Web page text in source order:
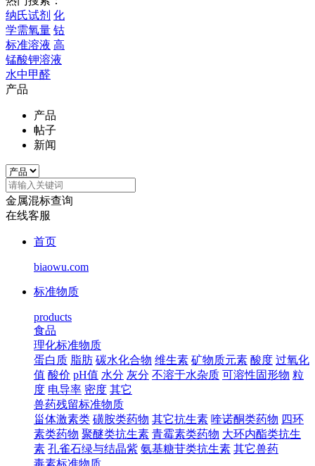
纳氏试剂 化
学需氧量 钴
标准溶液 高
锰酸钾溶液
水中甲醛
产品
产品
帖子
新闻
金属混标查询
在线客服
首页
biaowu.com
标准物质
products
食品
理化标准物质
蛋白质 脂肪 碳水化合物 维生素 矿物质元素 酸度 过氧化
值 酸价 pH值 水分 灰分 不溶于水杂质 可溶性固形物 粒
度 电导率 密度 其它
兽药残留标准物质
甾体激素类 磺胺类药物 其它抗生素 喹诺酮类药物 四环
素类药物 聚醚类抗生素 青霉素类药物 大环内酯类抗生
素 孔雀石绿与结晶紫 氨基糖苷类抗生素 其它兽药
毒素标准物质